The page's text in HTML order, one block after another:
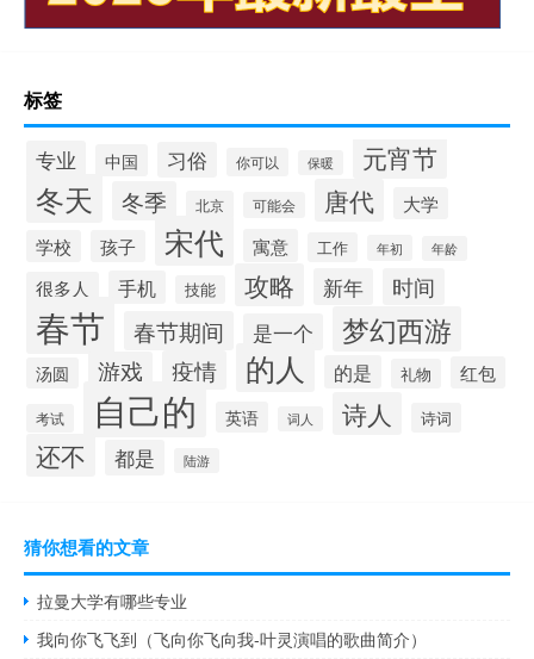
标签
专业 中国 习俗 你可以 保暖 元宵节
冬天 冬季 北京 可能会 唐代
大学
学校
孩子 宋代 寓意 工作 年初 年龄
很多人 手机 技能 攻略 新年 时间
春节 春节期间 是一个 梦幻西游
汤圆 游戏 疫情 的人 的是 礼物 红包
考试 自己的 英语 词人 诗人 诗词
还不 都是 陆游
猜你想看的文章
拉曼大学有哪些专业
我向你飞飞到（飞向你飞向我-叶灵演唱的歌曲简介）